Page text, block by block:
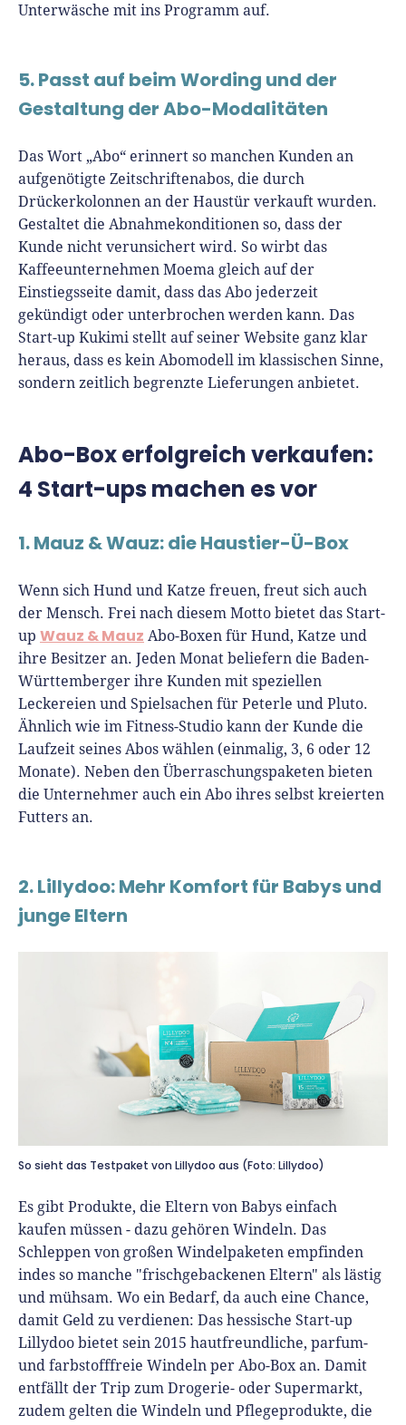
Unterwäsche mit ins Programm auf.
5. Passt auf beim Wording und der
Gestaltung der Abo-Modalitäten
Das Wort „Abo“ erinnert so manchen Kunden an
aufgenötigte Zeitschriftenabos, die durch
Drückerkolonnen an der Haustür verkauft wurden.
Gestaltet die Abnahmekonditionen so, dass der
Kunde nicht verunsichert wird. So wirbt das
Kaffeeunternehmen Moema gleich auf der
Einstiegsseite damit, dass das Abo jederzeit
gekündigt oder unterbrochen werden kann. Das
Start-up Kukimi stellt auf seiner Website ganz klar
heraus, dass es kein Abomodell im klassischen Sinne,
sondern zeitlich begrenzte Lieferungen anbietet.
Abo-Box erfolgreich verkaufen:
4 Start-ups machen es vor
1. Mauz & Wauz: die Haustier-Ü-Box
Wenn sich Hund und Katze freuen, freut sich auch
der Mensch. Frei nach diesem Motto bietet das Start-
up Wauz & Mauz Abo-Boxen für Hund, Katze und
ihre Besitzer an. Jeden Monat beliefern die Baden-
Württemberger ihre Kunden mit speziellen
Leckereien und Spielsachen für Peterle und Pluto.
Ähnlich wie im Fitness-Studio kann der Kunde die
Laufzeit seines Abos wählen (einmalig, 3, 6 oder 12
Monate). Neben den Überraschungspaketen bieten
die Unternehmer auch ein Abo ihres selbst kreierten
Futters an.
2. Lillydoo: Mehr Komfort für Babys und
junge Eltern
So sieht das Testpaket von Lillydoo aus (Foto: Lillydoo)
Es gibt Produkte, die Eltern von Babys einfach
kaufen müssen - dazu gehören Windeln. Das
Schleppen von großen Windelpaketen empfinden
indes so manche "frischgebackenen Eltern" als lästig
und mühsam. Wo ein Bedarf, da auch eine Chance,
damit Geld zu verdienen: Das hessische Start-up
Lillydoo bietet sein 2015 hautfreundliche, parfum-
und farbstofffreie Windeln per Abo-Box an. Damit
entfällt der Trip zum Drogerie- oder Supermarkt,
zudem gelten die Windeln und Pflegeprodukte, die